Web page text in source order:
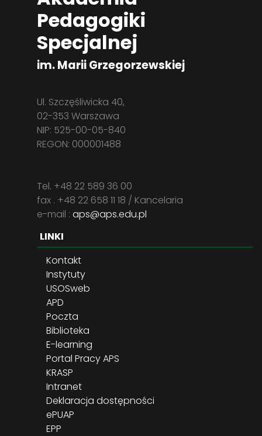
Pedagogiki
Specjalnej
im. Marii Grzegorzewskiej
Ul. Szczęśliwicka 40,
02-353 Warszawa
NIP: 525-00-05-840
REGON: 000001488
Tel. +48 22 589 36 00
fax . +48 22 658 11 18 / Kancelaria
e-mail : aps@aps.edu.pl
LINKI
Kontakt
Instytuty
USOSweb
APD
Poczta
Biblioteka
E-learning
Portal Pracy APS
KRASP
Intranet
Deklaracja dostępności
ePUAP
EPP